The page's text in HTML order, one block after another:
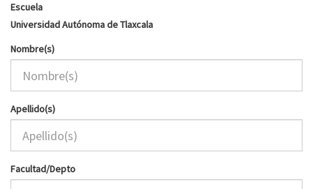
Escuela
Universidad Autónoma de Tlaxcala
Nombre(s)
Apellido(s)
Facultad/Depto